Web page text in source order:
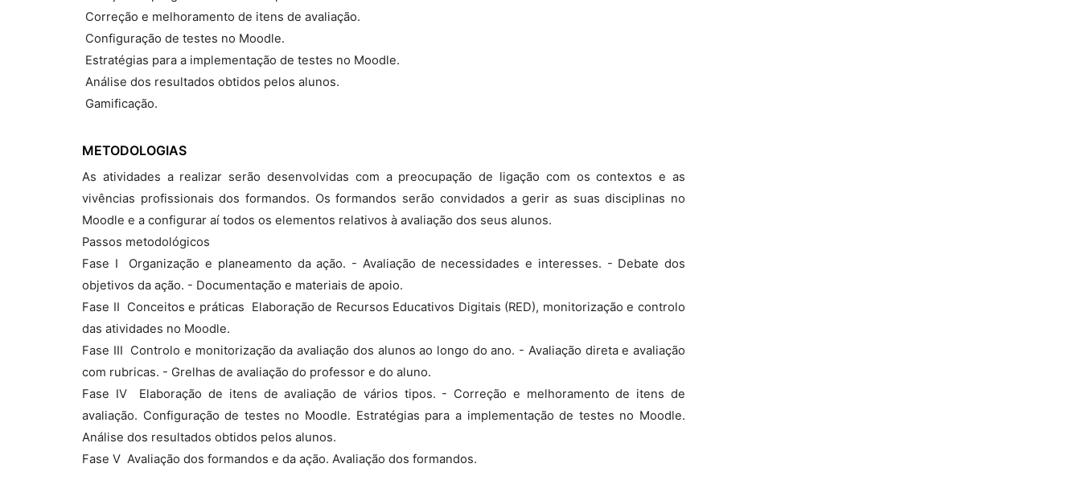
 Correção e melhoramento de itens de avaliação.
 Configuração de testes no Moodle.
 Estratégias para a implementação de testes no Moodle.
 Análise dos resultados obtidos pelos alunos.
 Gamificação.
METODOLOGIAS
As atividades a realizar serão desenvolvidas com a preocupação de ligação com os contextos e as
vivências profissionais dos formandos. Os formandos serão convidados a gerir as suas disciplinas no
Moodle e a configurar aí todos os elementos relativos à avaliação dos seus alunos.
Passos metodológicos
Fase I  Organização e planeamento da ação. - Avaliação de necessidades e interesses. - Debate dos
objetivos da ação. - Documentação e materiais de apoio.
Fase II  Conceitos e práticas  Elaboração de Recursos Educativos Digitais (RED), monitorização e controlo
das atividades no Moodle.
Fase III  Controlo e monitorização da avaliação dos alunos ao longo do ano. - Avaliação direta e avaliação
com rubricas. - Grelhas de avaliação do professor e do aluno.
Fase IV  Elaboração de itens de avaliação de vários tipos. - Correção e melhoramento de itens de
avaliação. Configuração de testes no Moodle. Estratégias para a implementação de testes no Moodle.
Análise dos resultados obtidos pelos alunos.
Fase V  Avaliação dos formandos e da ação. Avaliação dos formandos.